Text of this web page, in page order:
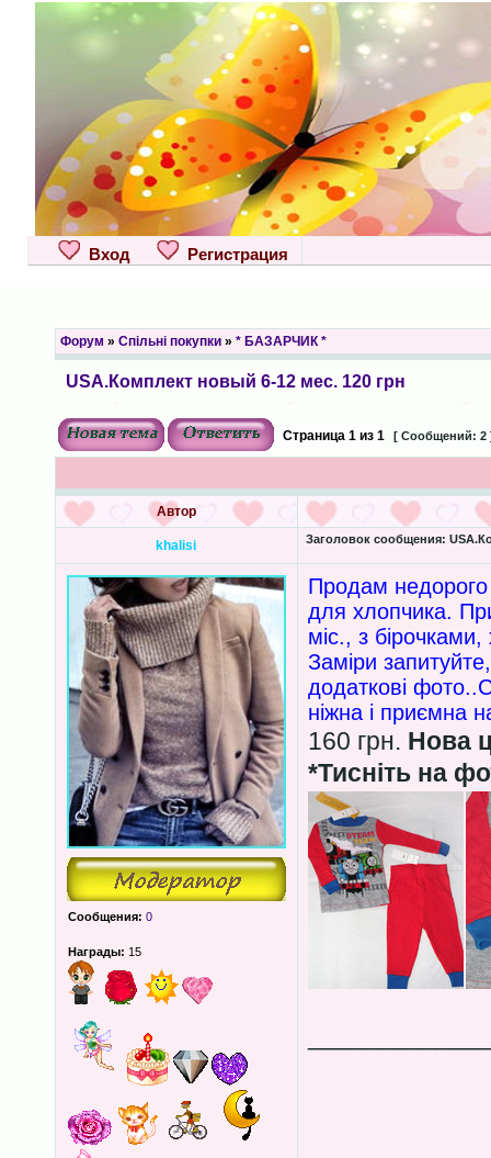
Вход Регистрация
Форум » Спільні покупки» * БАЗАРЧИК *
USA.Комплект новый 6-12 мес. 120 грн
Страница 1из 1 [ Сообщений: 2
Автор
khalisi Заголовок сообщения:
Сообщения: 0
Награды: 15
Продам
для хлопчика.
міс., з
Заміри
додаткові
ніжна і приємна
160 грн. Нова
*Тисніть на